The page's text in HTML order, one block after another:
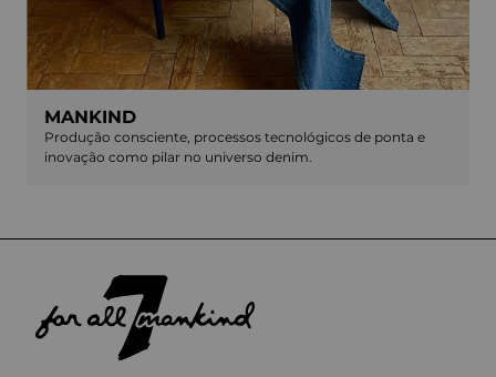
MANKIND
Produção consciente, processos tecnológicos de ponta e
inovação como pilar no universo denim.